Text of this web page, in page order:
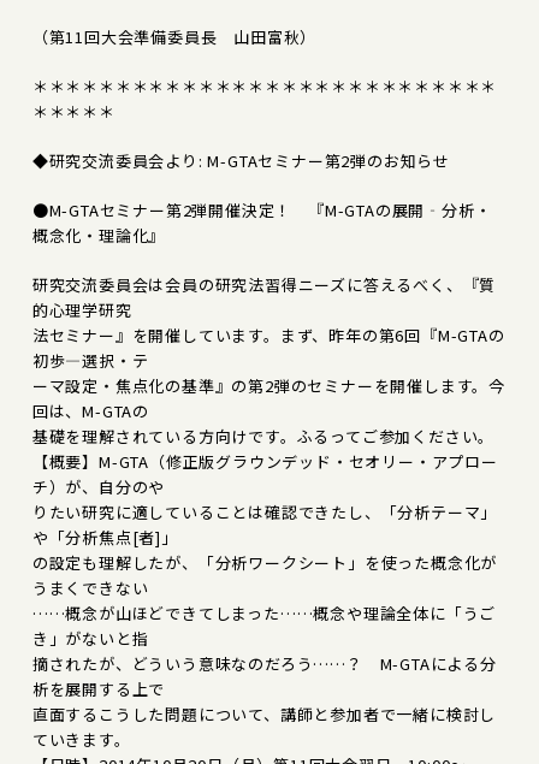
（第11回大会準備委員長 山田富秋）
＊＊＊＊＊＊＊＊＊＊＊＊＊＊＊＊＊＊＊＊＊＊＊＊＊＊＊＊
＊＊＊＊＊
◆研究交流委員会より: M-GTAセミナー第2弾のお知らせ
●M-GTAセミナー第2弾開催決定！ 『M-GTAの展開‐分析・
概念化・理論化』
研究交流委員会は会員の研究法習得ニーズに答えるべく、『質
的心理学研究
法セミナー』を開催しています。まず、昨年の第6回『M-GTAの
初歩―選択・テ
ーマ設定・焦点化の基準』の第2弾のセミナーを開催します。今
回は、M-GTAの
基礎を理解されている方向けです。ふるってご参加ください。
【概要】M-GTA（修正版グラウンデッド・セオリー・アプロー
チ）が、自分のや
りたい研究に適していることは確認できたし、「分析テーマ」
や「分析焦点[者]」
の設定も理解したが、「分析ワークシート」を使った概念化が
うまくできない
……概念が山ほどできてしまった……概念や理論全体に「うご
き」がないと指
摘されたが、どういう意味なのだろう……？ M-GTAによる分
析を展開する上で
直面するこうした問題について、講師と参加者で一緒に検討し
ていきます。